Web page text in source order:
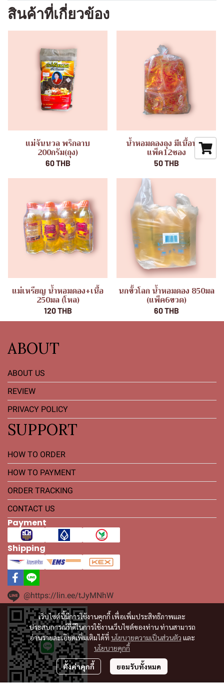
สินค้าที่เกี่ยวข้อง
แม่จันนวล พริกลาบ
200กรัม(ถุง)
60 THB
น้ำหอมดองถุง มีเนื้อหอม
แพ็ค12ซอง
50 THB
แม่เหรียญ น้ำหอมดอง+เนื้อ
250มล (โหล)
120 THB
นกขั้วโลก น้ำหอมดอง 850มล
(แพ็ค6ขวด)
60 THB
เว็บไซต์นี้มีการใช้งานคุกกี้ เพื่อเพิ่มประสิทธิภาพและ
ประสบการณ์ที่ดีในการใช้งานเว็บไซต์ของท่าน ท่านสามารถ
อ่านรายละเอียดเพิ่มเติมได้ที่ นโยบายความเป็นส่วนตัว และ
นโยบายคุกกี้
ตั้งค่าคุกกี้ ยอมรับทั้งหมด
ABOUT
ABOUT US
REVIEW
PRIVACY POLICY
SUPPORT
HOW TO ORDER
HOW TO PAYMENT
ORDER TRACKING
CONTACT US
Payment
Shipping
@https://lin.ee/tJyMNhW